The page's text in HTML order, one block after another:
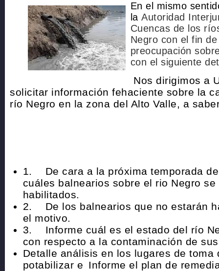
En el mismo
laAutoridad
Cuencas de los
Negro con el fin
preocupación
con el siguiente
Nos dirigimos a
solicitar información fehaciente sobre la
río Negro en la zona del Alto Valle, a
1.
De cara a la próxima temporada
cuáles balnearios sobre el rio Negro se
habilitados.
2.
De los balnearios que no estarán
el motivo.
3.
Informe cuál es el estado del río
con respecto a la contaminación de
Detalle análisis en los lugares de toma
potabilizar e
Informe el plan de